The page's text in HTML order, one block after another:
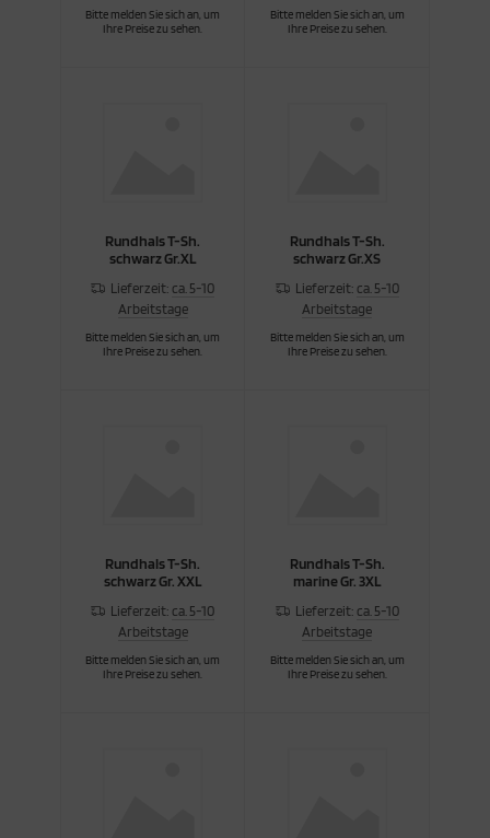
Bitte melden Sie sich an, um
Ihre Preise zu sehen.
Bitte melden Sie sich an, um
Ihre Preise zu sehen.
Rundhals T-Sh.
schwarz Gr.XL
Lieferzeit: ca. 5-10
Arbeitstage
Bitte melden Sie sich an, um
Ihre Preise zu sehen.
Rundhals T-Sh.
schwarz Gr.XS
Lieferzeit: ca. 5-10
Arbeitstage
Bitte melden Sie sich an, um
Ihre Preise zu sehen.
Rundhals T-Sh.
schwarz Gr. XXL
Lieferzeit: ca. 5-10
Arbeitstage
Bitte melden Sie sich an, um
Ihre Preise zu sehen.
Rundhals T-Sh.
marine Gr. 3XL
Lieferzeit: ca. 5-10
Arbeitstage
Bitte melden Sie sich an, um
Ihre Preise zu sehen.